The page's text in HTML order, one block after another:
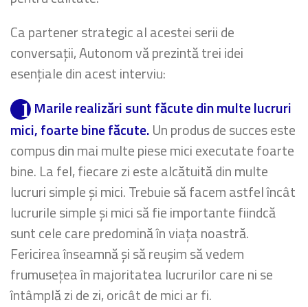
Ca partener strategic al acestei serii de
conversații, Autonom vă prezintă trei idei
esențiale din acest interviu:
Marile realizări sunt făcute din multe lucruri
mici, foarte bine făcute.Un produs de succes este
compus din mai multe piese mici executate foarte
bine. La fel, fiecare zi este alcătuită din multe
lucruri simple și mici. Trebuie să facem astfel încât
lucrurile simple și mici să fie importante fiindcă
sunt cele care predomină în viața noastră.
Fericirea înseamnă și să reușim să vedem
frumusețea în majoritatea lucrurilor care ni se
întâmplă zi de zi, oricât de mici ar fi.